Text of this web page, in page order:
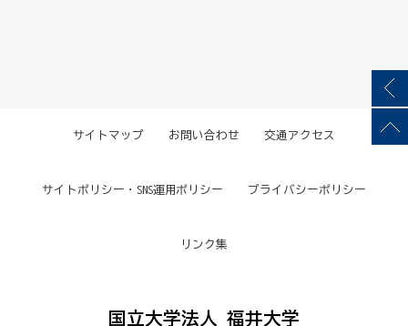
サイトマップ お問い合わせ 交通アクセス
サイトポリシー・SNS運用ポリシー プライバシーポリシー
リンク集
国立大学法人 福井大学